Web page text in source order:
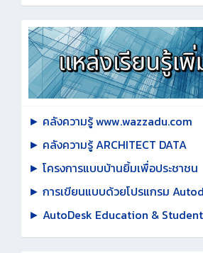
► คลังความรู้ www.wazzadu.com
► คลังความรู้ ARCHITECT DATA
► โครงการแบบบ้านยิ้มเพื่อประชาชน
► การเขียนแบบด้วยโปรแกรม
► AutoDesk Education &